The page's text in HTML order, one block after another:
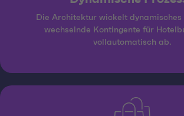
Die Architektur wickelt dynamisches
wechselnde Kontingente für
vollautomatisch ab.